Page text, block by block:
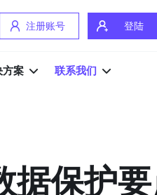
注册账号 登陆
方案 联系我们
据保护